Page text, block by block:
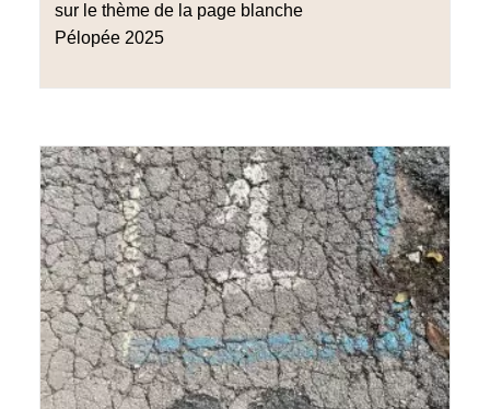
sur le thème de la page blanche
Pélopée 2025